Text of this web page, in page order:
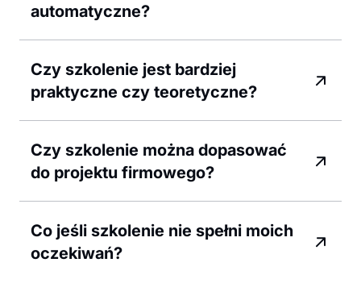
automatyczne?
Czy szkolenie jest bardziej
praktyczne czy teoretyczne?
Czy szkolenie można dopasować
do projektu firmowego?
Co jeśli szkolenie nie spełni moich
oczekiwań?